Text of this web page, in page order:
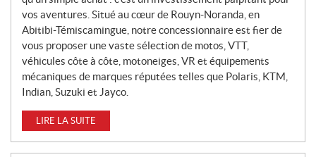
L
E
S
vos aventures. Situé au cœur de Rouyn-Noranda, en
Abitibi-Témiscamingue, notre concessionnaire est fier de
vous proposer une vaste sélection de motos, VTT,
véhicules côte à côte, motoneiges, VR et équipements
mécaniques de marques réputées telles que Polaris, KTM,
Indian, Suzuki et Jayco.
LIRE LA SUITE